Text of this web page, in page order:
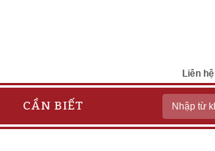
Liên hệ
CẦN BIẾT